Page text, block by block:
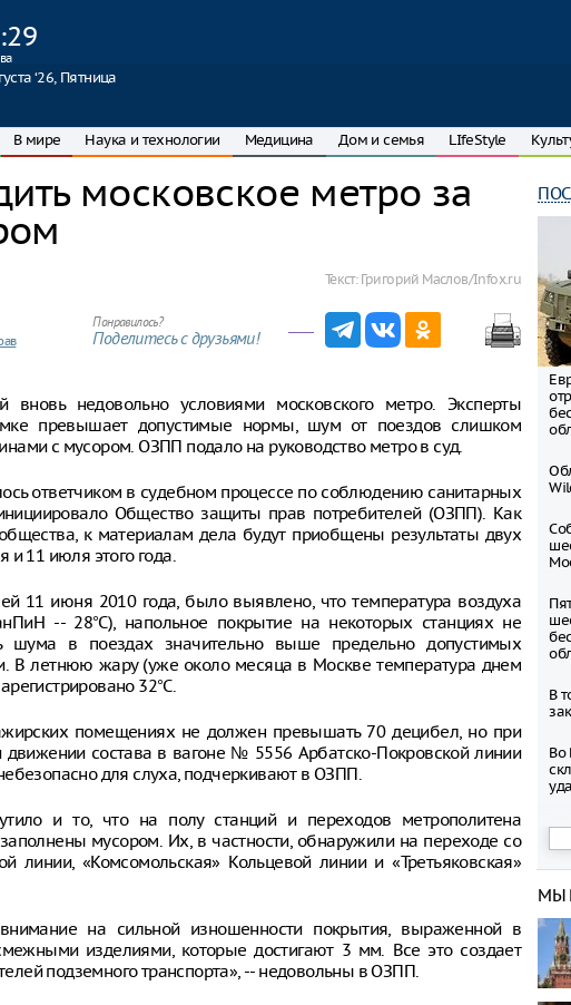
:29
‘26, Пятница
В мире Наука и технологии Медицина Дом и семья LIfeStyle
московское метро за
Текст: Григорий Маслов/Infox.ru
Понравилось?
Поделитесь с друзьями!
недовольно условиями московского метро. Эксперты
превышает допустимые нормы, шум от поездов слишком
с мусором. ОЗПП подало на руководство метро в суд.
ответчиком в судебном процессе по соблюдению санитарных
Общество защиты прав потребителей (ОЗПП). Как
к материалам дела будут приобщены результаты двух
и 11 июля этого года.
11 июня 2010 года, было выявлено, что температура воздуха
-- 28°С), напольное покрытие на некоторых станциях не
шума в поездах значительно выше предельно допустимых
В летнюю жару (уже около месяца в Москве температура днем
32°С.
помещениях не должен превышать 70 децибел, но при
движении состава в вагоне № 5556 Арбатско-Покровской линии
для слуха, подчеркивают в ОЗПП.
и то, что на полу станций и переходов метрополитена
мусором. Их, в частности, обнаружили на переходе со
линии, «Комсомольская» Кольцевой линии и «Третьяковская»
на сильной изношенности покрытия, выраженной в
изделиями, которые достигают 3 мм. Все это создает
подземного транспорта», -- недовольны в ОЗПП.
В
Во
В
МЫ